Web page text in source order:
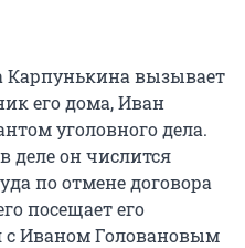
Карпунькина вызывает
его дома, Иван
уголовного дела.
деле он числится
по отмене договора
посещает его
с Иваном Головановым